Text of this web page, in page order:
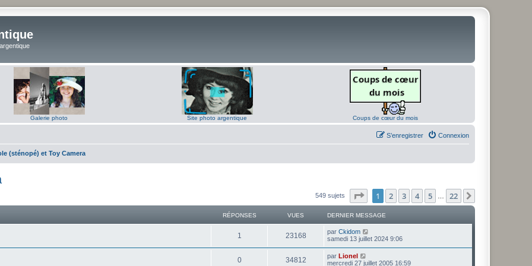
Galerie photo Site photo argentique Coups de cœur du mois
Connexion
S’enregistrer
(sténopé) et Toy Camera
549 sujets Page sur22
1 2 3 4 5 22
RÉPONSES VUES DERNIER MESSAGE
1
é
23168V
u
D
e
i
par Ckidom
samedi 13 juillet 2024 9:06
0R
34812V
D
e
par Lionel
mercredi 27 juillet 2005 16:59